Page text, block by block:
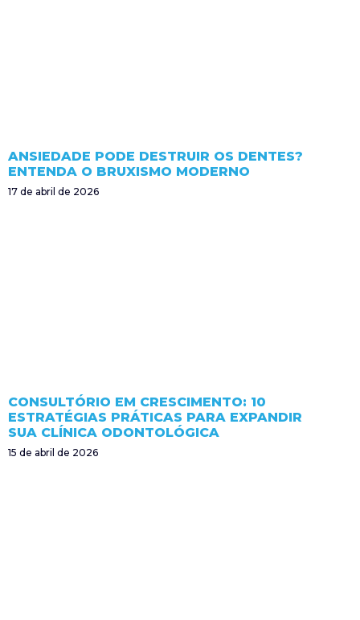
ANSIEDADE PODE DESTRUIR OS DENTES?
ENTENDA O BRUXISMO MODERNO
17 de abril de 2026
CONSULTÓRIO EM CRESCIMENTO: 10
ESTRATÉGIAS PRÁTICAS PARA EXPANDIR
SUA CLÍNICA ODONTOLÓGICA
15 de abril de 2026